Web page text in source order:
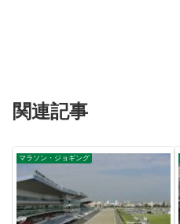
関連記事
マラソン・ジョギング